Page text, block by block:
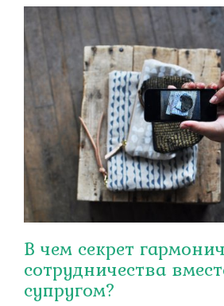
В чем секрет
сотрудничества
супругом?